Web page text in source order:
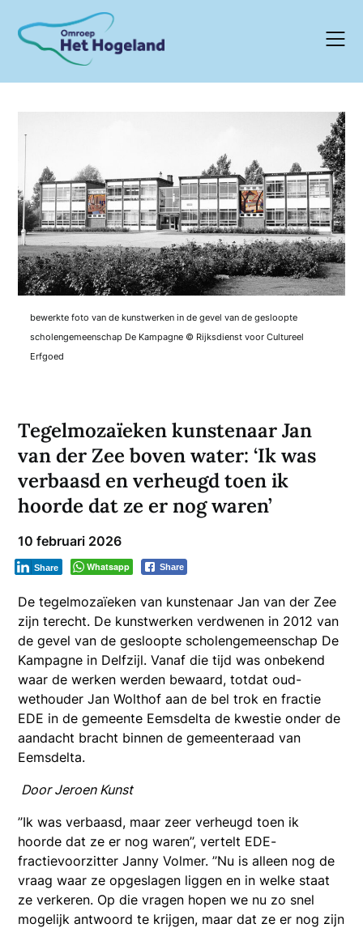
content
bewerkte foto van de kunstwerken in de gevel van de gesloopte
scholengemeenschap De Kampagne © Rijksdienst voor Cultureel
Erfgoed
Tegelmozaïeken kunstenaar Jan
van der Zee boven water: ‘Ik was
verbaasd en verheugd toen ik
hoorde dat ze er nog waren’
10 februari 2026
Whatsapp Share
Share
De tegelmozaïeken van kunstenaar Jan van der Zee
zijn terecht. De kunstwerken verdwenen in 2012 van
de gevel van de gesloopte scholengemeenschap De
Kampagne in Delfzijl. Vanaf die tijd was onbekend
waar de werken werden bewaard, totdat oud-
wethouder Jan Wolthof aan de bel trok en fractie
EDE in de gemeente Eemsdelta de kwestie onder de
aandacht bracht binnen de gemeenteraad van
Eemsdelta.
Door Jeroen Kunst
’’Ik was verbaasd, maar zeer verheugd toen ik
hoorde dat ze er nog waren’’, vertelt EDE-
fractievoorzitter Janny Volmer. ’’Nu is alleen nog de
vraag waar ze opgeslagen liggen en in welke staat
ze verkeren. Op die vragen hopen we nu zo snel
mogelijk antwoord te krijgen, maar dat ze er nog zijn